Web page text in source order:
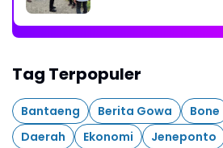
Tag Terpopuler
Bantaeng Berita Gowa Bone
Daerah
Ekonomi Jeneponto